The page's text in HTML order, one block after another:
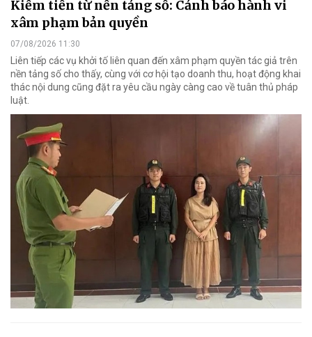
Kiếm tiền từ nền tảng số: Cảnh báo hành vi
xâm phạm bản quyền
07/08/2026 11:30
Liên tiếp các vụ khởi tố liên quan đến xâm phạm quyền tác giả trên
nền tảng số cho thấy, cùng với cơ hội tạo doanh thu, hoạt động khai
thác nội dung cũng đặt ra yêu cầu ngày càng cao về tuân thủ pháp
luật.